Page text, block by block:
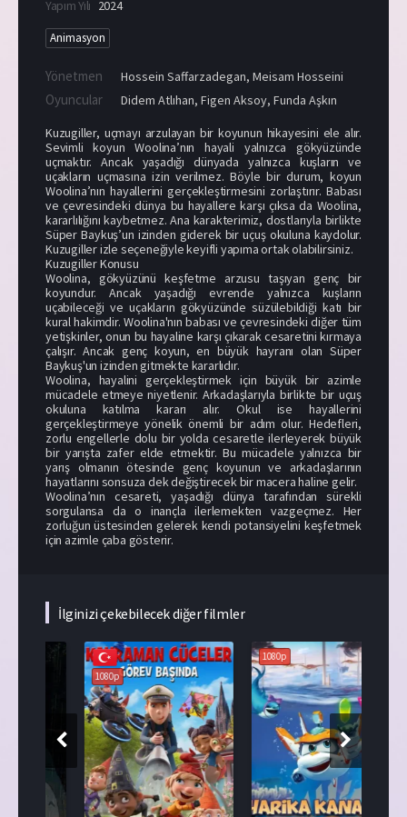
Yapım Yılı 2024
Animasyon
Yönetmen Hossein Saffarzadegan, Meisam Hosseini
Oyuncular Didem Atlıhan, Figen Aksoy, Funda Aşkın
Kuzugiller, uçmayı arzulayan bir koyunun hikayesini ele alır.
Sevimli koyun Woolina’nın hayali yalnızca gökyüzünde
uçmaktır. Ancak yaşadığı dünyada yalnızca kuşların ve
uçakların uçmasına izin verilmez. Böyle bir durum, koyun
Woolina’nın hayallerini gerçekleştirmesini zorlaştırır. Babası
ve çevresindeki dünya bu hayallere karşı çıksa da Woolina,
kararlılığını kaybetmez. Ana karakterimiz, dostlarıyla birlikte
Süper Baykuş’un izinden giderek bir uçuş okuluna kaydolur.
Kuzugiller izle seçeneğiyle keyifli yapıma ortak olabilirsiniz.
Kuzugiller Konusu
Woolina, gökyüzünü keşfetme arzusu taşıyan genç bir
koyundur. Ancak yaşadığı evrende yalnızca kuşların
uçabileceği ve uçakların gökyüzünde süzülebildiği katı bir
kural hakimdir. Woolina'nın babası ve çevresindeki diğer tüm
yetişkinler, onun bu hayaline karşı çıkarak cesaretini kırmaya
çalışır. Ancak genç koyun, en büyük hayranı olan Süper
Baykuş'un izinden gitmekte kararlıdır.
Woolina, hayalini gerçekleştirmek için büyük bir azimle
mücadele etmeye niyetlenir. Arkadaşlarıyla birlikte bir uçuş
okuluna katılma kararı alır. Okul ise hayallerini
gerçekleştirmeye yönelik önemli bir adım olur. Hedefleri,
zorlu engellerle dolu bir yolda cesaretle ilerleyerek büyük
bir yarışta zafer elde etmektir. Bu mücadele yalnızca bir
yarış olmanın ötesinde genç koyunun ve arkadaşlarının
hayatlarını sonsuza dek değiştirecek bir macera haline gelir.
Woolina’nın cesareti, yaşadığı dünya tarafından sürekli
sorgulansa da o inançla ilerlemekten vazgeçmez. Her
zorluğun üstesinden gelerek kendi potansiyelini keşfetmek
için azimle çaba gösterir.
İlginizi çekebilecek diğer filmler
1080p